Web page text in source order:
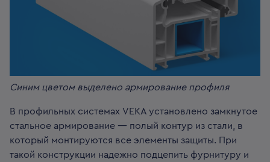
Синим цветом выделено армирование профиля
В профильных системах VEKA установлено замкнутое
стальное армирование — полый контур из стали, в
который монтируются все элементы защиты. При
такой конструкции надежно подцепить фурнитуру и